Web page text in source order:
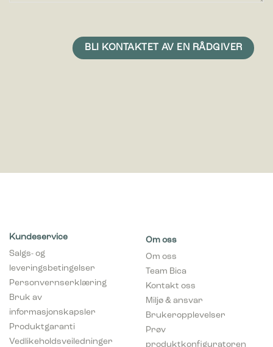
Kundeservice
Salgs- og
leveringsbetingelser
Personvernserklæring
Bruk av
informasjonskapsler
Produktgaranti
Vedlikeholdsveiledninger
Om oss
Om oss
Team Bica
Kontakt oss
Miljø & ansvar
Brukeropplevelser
Prøv
produktkonfiguratoren